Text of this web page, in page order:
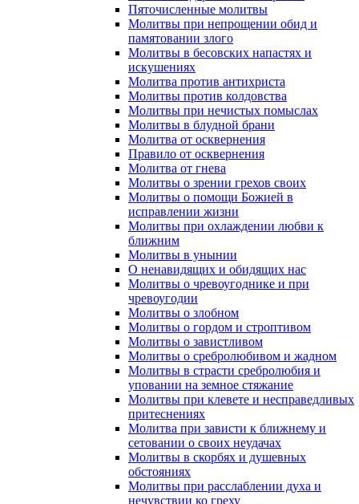
Пяточисленные молитвы
Молитвы при непрощении обид и
памятовании злого
Молитвы в бесовских напастях и
искушениях
Молитва против антихриста
Молитвы против колдовства
Молитвы при нечистых помыслах
Молитвы в блудной брани
Молитва от осквернения
Правило от осквернения
Молитва от гнева
Молитвы о зрении грехов своих
Молитвы о помощи Божией в
исправлении жизни
Молитвы при охлаждении любви к
ближним
Молитвы в унынии
О ненавидящих и обидящих нас
Молитвы о чревоугоднике и при
чревоугодии
Молитвы о злобном
Молитвы о гордом и строптивом
Молитвы о завистливом
Молитвы о сребролюбивом и жадном
Молитвы в страсти сребролюбия и
уповании на земное стяжание
Молитвы при клевете и несправедливых
притеснениях
Молитва при зависти к ближнему и
сетовании о своих неудачах
Молитвы в скорбях и душевных
обстояниях
Молитвы при расслаблении духа и
нечувствии ко греху